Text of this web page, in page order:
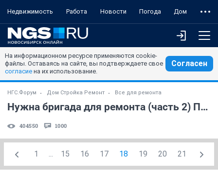
Недвижимость Работа Новости Погода Дом
На информационном ресурсе применяются cookie-
файлы. Оставаясь на сайте, вы подтверждаете свое
согласие на их использование.
Согласен
НГС.Форум Дом Стройка Ремонт Все для ремонта
Нужна бригада для ремонта (часть 2) ПРАВИЛА в 1-м посте топика!
404550 1000
1 ... 15 16 17 18 19 20 21